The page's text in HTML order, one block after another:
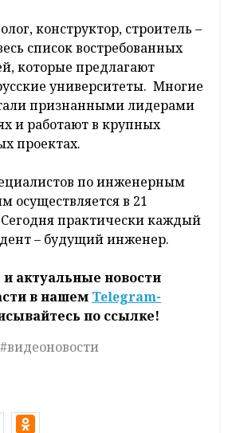
конструктор, строитель –
список востребованных
которые предлагают
университеты. Многие
признанными лидерами
и работают в крупных
проектах.
по инженерным
осуществляется в 21
Сегодня практически каждый
– будущий инженер.
актуальные новости
в нашем Telegram-
по ссылке!
#видеоновости